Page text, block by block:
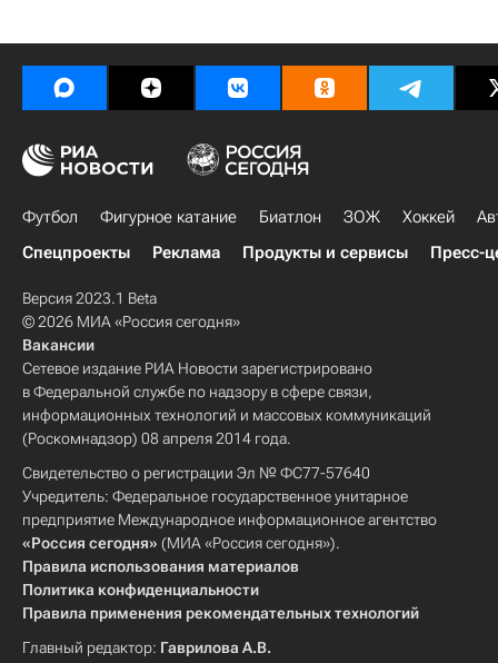
Футбол Фигурное катание Биатлон ЗОЖ Хоккей
Спецпроекты
Реклама Продукты и сервисы Пресс-
Версия 2023.1 Beta
© 2026 МИА «Россия сегодня»
Вакансии
Сетевое издание РИА Новости зарегистрировано
в Федеральной службе по надзору в сфере связи,
информационных технологий и массовых коммуникаций
(Роскомнадзор) 08 апреля 2014 года.
Свидетельство о регистрации Эл № ФС77-57640
Учредитель: Федеральное государственное унитарное
предприятие Международное информационное агентство
«Россия сегодня» (МИА «Россия сегодня»).
Правила использования материалов
Политика конфиденциальности
Правила применения рекомендательных технологий
Главный редактор: Гаврилова А.В.